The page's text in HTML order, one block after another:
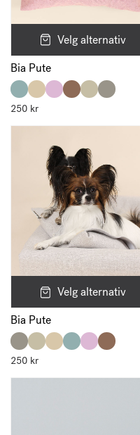
Velg alternativ
Bia Pute
250 kr
Velg alternativ
Bia Pute
250 kr